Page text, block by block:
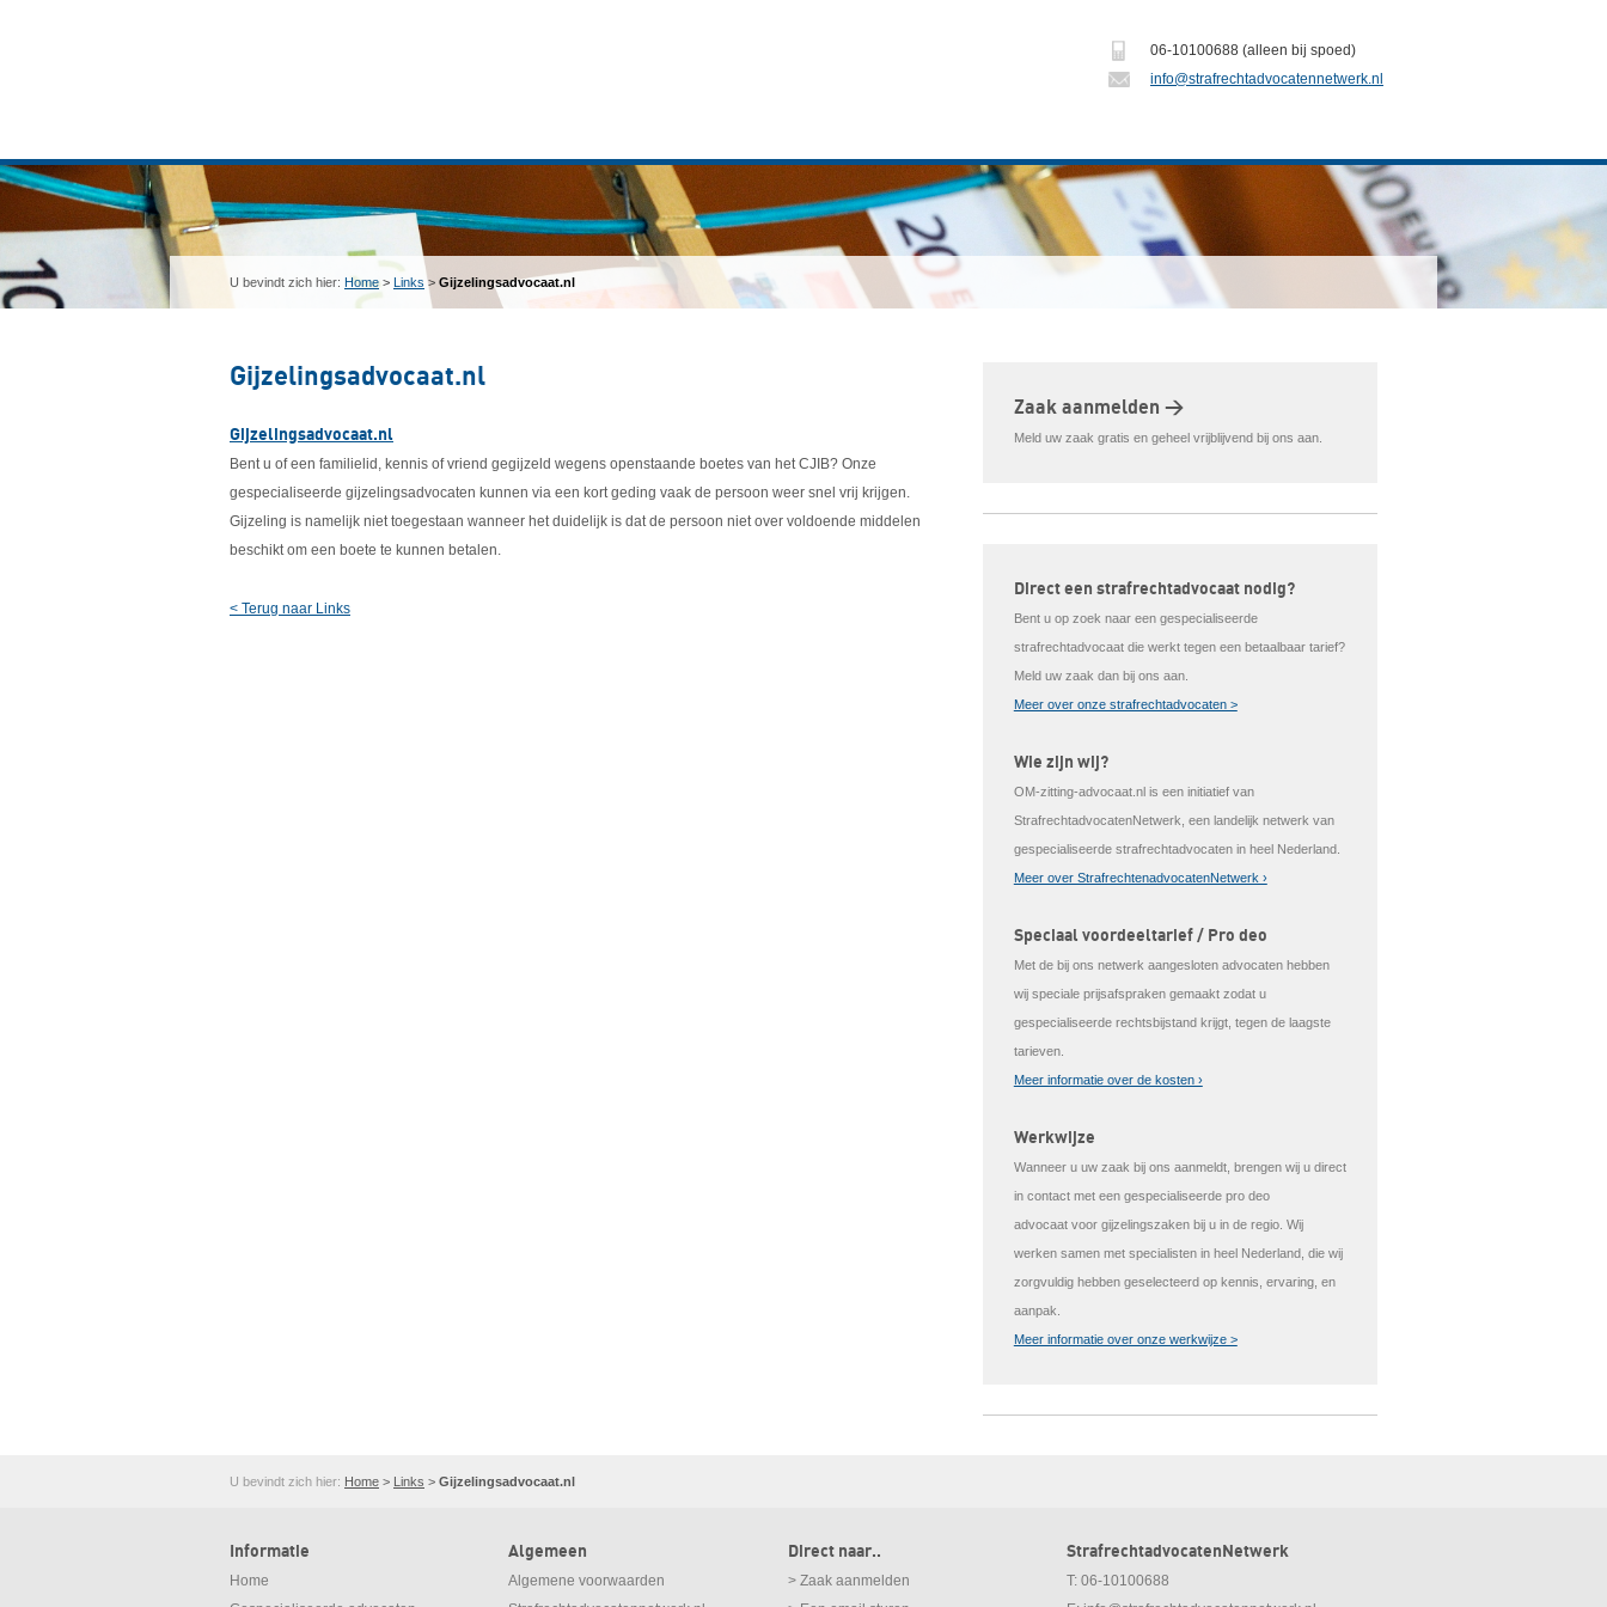
06-10100688 (alleen bij spoed)
info@strafrechtadvocatennetwerk.nl
U bevindt zich hier: Home > Links > Gijzelingsadvocaat.nl
Gijzelingsadvocaat.nl
Gijzelingsadvocaat.nl
Bent u of een familielid, kennis of vriend gegijzeld wegens openstaande boetes van het CJIB? Onze
gespecialiseerde gijzelingsadvocaten kunnen via een kort geding vaak de persoon weer snel vrij krijgen.
Gijzeling is namelijk niet toegestaan wanneer het duidelijk is dat de persoon niet over voldoende middelen
beschikt om een boete te kunnen betalen.
< Terug naar Links
Zaak aanmelden >
Meld uw zaak gratis en geheel vrijblijvend bij ons aan.
Direct een strafrechtadvocaat nodig?
Bent u op zoek naar een gespecialiseerde
strafrechtadvocaat die werkt tegen een betaalbaar tarief?
Meld uw zaak dan bij ons aan.
Meer over onze strafrechtadvocaten >
Wie zijn wij?
OM-zitting-advocaat.nl is een initiatief van
StrafrechtadvocatenNetwerk, een landelijk netwerk van
gespecialiseerde strafrechtadvocaten in heel Nederland.
Meer over StrafrechtenadvocatenNetwerk ›
Speciaal voordeeltarief / Pro deo
Met de bij ons netwerk aangesloten advocaten hebben
wij speciale prijsafspraken gemaakt zodat u
gespecialiseerde rechtsbijstand krijgt, tegen de laagste
tarieven.
Meer informatie over de kosten ›
Werkwijze
Wanneer u uw zaak bij ons aanmeldt, brengen wij u direct
in contact met een gespecialiseerde pro deo
advocaat voor gijzelingszaken bij u in de regio. Wij
werken samen met specialisten in heel Nederland, die wij
zorgvuldig hebben geselecteerd op kennis, ervaring, en
aanpak.
Meer informatie over onze werkwijze >
U bevindt zich hier: Home > Links > Gijzelingsadvocaat.nl
Informatie
Home
Algemeen
Algemene voorwaarden
Direct naar..
> Zaak aanmelden
StrafrechtadvocatenNetwerk
T: 06-10100688